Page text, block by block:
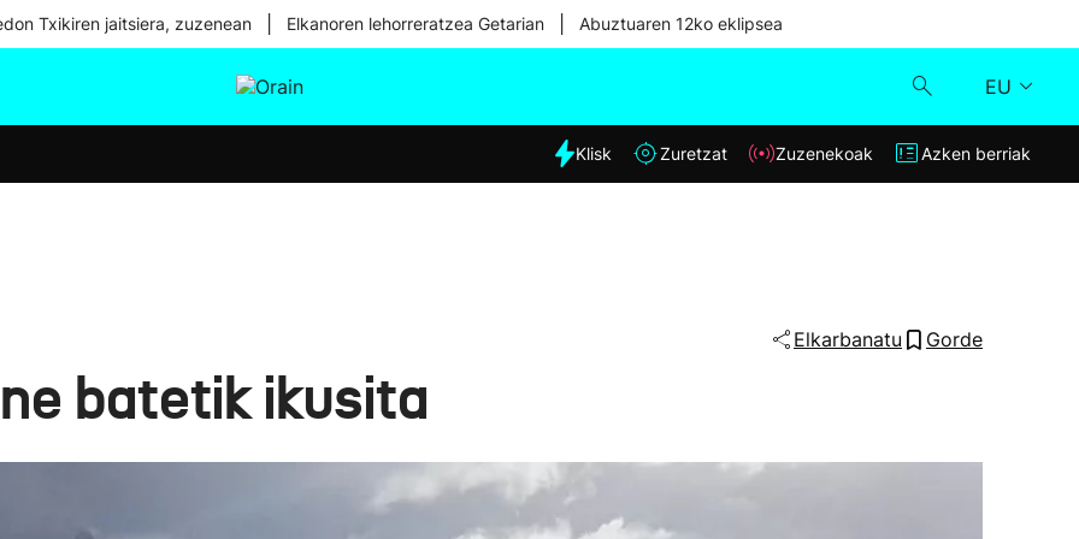
Txikiren jaitsiera, zuzenean Elkanoren lehorreratzea Getarian Abuztuaren 12ko eklipsea
EU
Eguraldia
Klisk
Klisk Zuretzat Zuzenekoak Azken berriak
Elkarbanatu Gorde
batetik ikusita